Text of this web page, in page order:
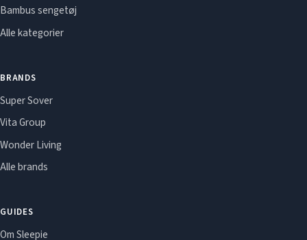
Bambus sengetøj
Alle kategorier
BRANDS
Super Sover
Vita Group
Wonder Living
Alle brands
GUIDES
Om Sleepie